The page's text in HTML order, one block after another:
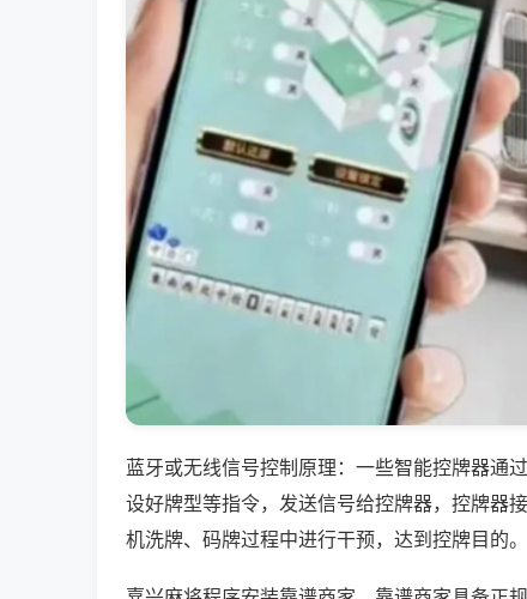
蓝牙或无线信号控制原理：一些智能控牌器通
设好牌型等指令，发送信号给控牌器，控牌器
机洗牌、码牌过程中进行干预，达到控牌目的。